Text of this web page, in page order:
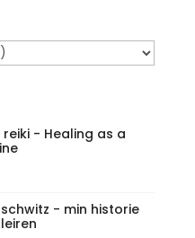
- Healing as a
- min historie